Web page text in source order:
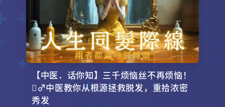
【中医．话你知】三千烦恼丝不再烦恼！
‍♂️中医教你从根源拯救脱发，重拾浓密
秀发